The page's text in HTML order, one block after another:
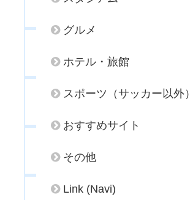
グルメ
ホテル・旅館
スポーツ（サッカー以外）
おすすめサイト
その他
Link (Navi)